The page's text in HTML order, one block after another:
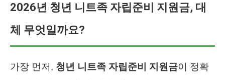
2026년 청년 니트족 자립준비 지원금, 대
체 무엇일까요?
가장 먼저, 청년 니트족 자립준비 지원금이 정확